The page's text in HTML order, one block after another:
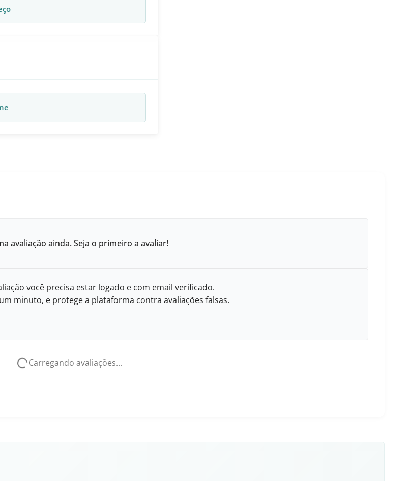
avaliação ainda. Seja o primeiro a avaliar!
você precisa estar logado e com email verificado.
minuto, e protege a plataforma contra avaliações falsas.
Carregando avaliações...